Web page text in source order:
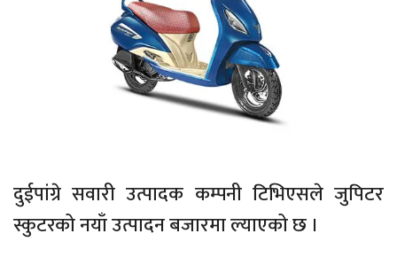
दुईपांग्रे सवारी उत्पादक कम्पनी टिभिएसले जुपिटर
स्कुटरको नयाँ उत्पादन बजारमा ल्याएको छ ।